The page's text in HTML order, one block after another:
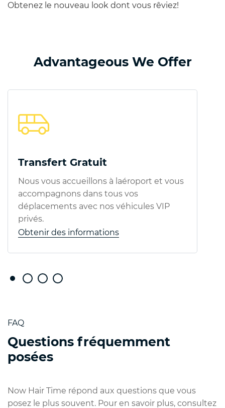
Obtenez le nouveau look dont vous rêviez!
Advantageous We Offer
Transfert Gratuit
Nous vous accueillons à laéroport et vous
accompagnons dans tous vos
déplacements avec nos véhicules VIP
privés.
Obtenir des informations
FAQ
Questions fréquemment
posées
Now Hair Time répond aux questions que vous
posez le plus souvent. Pour en savoir plus, consultez